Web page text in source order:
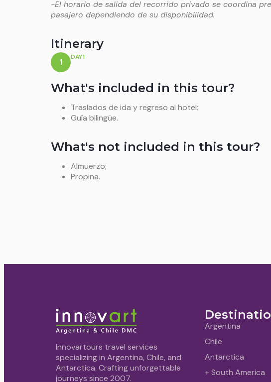
-El horario de salida del recorrido privado se coordina
pasajero dependiendo de su disponibilidad.
Itinerary
1 DAY1
What's included in this tour?
Traslados de ida y regreso al hotel;
Guía bilingüe.
What's not included in this tour?
Almuerzo;
Propina.
Innovartours travel services
specializing in Argentina, Chile, and
Antarctica. Crafting unforgettable
journeys since 2007.
Argentina
Chile
Antarctica
+ South America